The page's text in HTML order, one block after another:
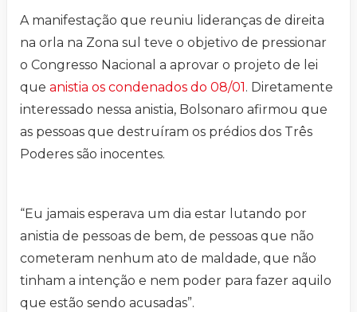
A manifestação que reuniu lideranças de direita
na orla na Zona sul teve o objetivo de pressionar
o Congresso Nacional a aprovar o projeto de lei
que anistia os condenados do 08/01. Diretamente
interessado nessa anistia, Bolsonaro afirmou que
as pessoas que destruíram os prédios dos Três
Poderes são inocentes.
“Eu jamais esperava um dia estar lutando por
anistia de pessoas de bem, de pessoas que não
cometeram nenhum ato de maldade, que não
tinham a intenção e nem poder para fazer aquilo
que estão sendo acusadas”.